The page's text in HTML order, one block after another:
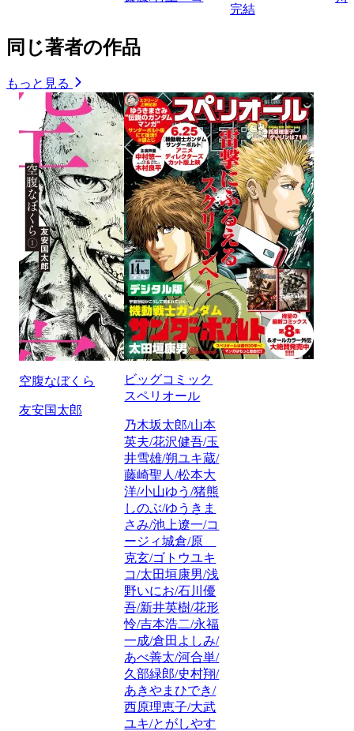
完結
同じ著者の作品
もっと見る
空腹なぼくら
友安国太郎
ビッグコミック
スペリオール
乃木坂太郎/山本
英夫/花沢健吾/玉
井雪雄/朔ユキ蔵/
藤崎聖人/松本大
洋/小山ゆう/猪熊
しのぶ/ゆうきま
さみ/池上遼一/コ
ージィ城倉/原
克玄/ゴトウユキ
コ/太田垣康男/浅
野いにお/石川優
吾/新井英樹/花形
怜/吉本浩二/永福
一成/倉田よしみ/
あべ善太/河合単/
久部緑郎/史村翔/
あきやまひでき/
西原理恵子/大武
ユキ/とがしやす